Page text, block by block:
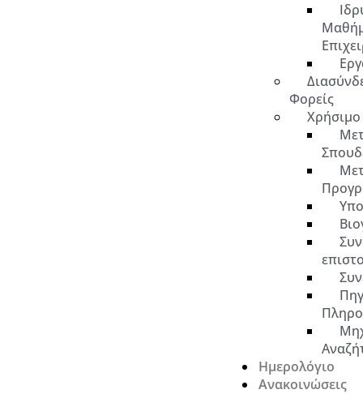
Φορείς
Χρήσιμο
Ημερολόγιο
Ανακοινώσεις